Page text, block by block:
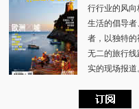
行行业的风
生活的倡导
者，以独特
无二的旅行
实的现场报道